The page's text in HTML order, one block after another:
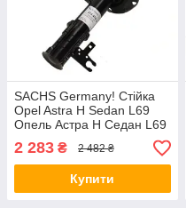
SACHS Germany! Стійка
Opel Astra H Sedan L69
Опель Астра H Седан L69
(2007-). Передня. Права.
313478 , 339702
2 283 ₴ 2 482 ₴
Купити